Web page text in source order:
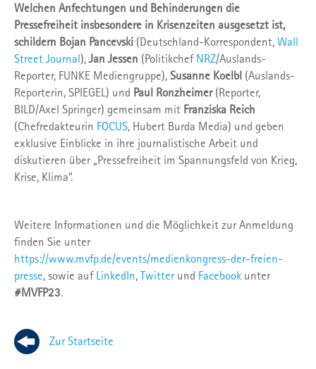
Welchen Anfechtungen und Behinderungen die
Pressefreiheit insbesondere in Krisenzeiten ausgesetzt ist,
schildern Bojan Pancevski (Deutschland-Korrespondent, Wall
Street Journal), Jan Jessen (Politikchef NRZ/Auslands-
Reporter, FUNKE Mediengruppe), Susanne Koelbl (Auslands-
Reporterin, SPIEGEL) und Paul Ronzheimer(Reporter,
BILD/Axel Springer) gemeinsam mit Franziska Reich
(Chefredakteurin FOCUS, Hubert Burda Media) und geben
exklusive Einblicke in ihre journalistische Arbeit und
diskutieren über „Pressefreiheit im Spannungsfeld von Krieg,
Krise, Klima“.
Weitere Informationen und die Möglichkeit zur Anmeldung
finden Sie unter
https://www.mvfp.de/events/medienkongress-der-freien-
presse, sowie auf LinkedIn, Twitterund Facebook unter
#MVFP23.
Zur Startseite